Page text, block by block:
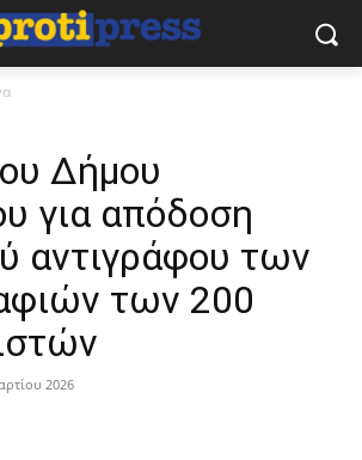
Δήμου
για απόδοση
αντιγράφου των
των 200
2026